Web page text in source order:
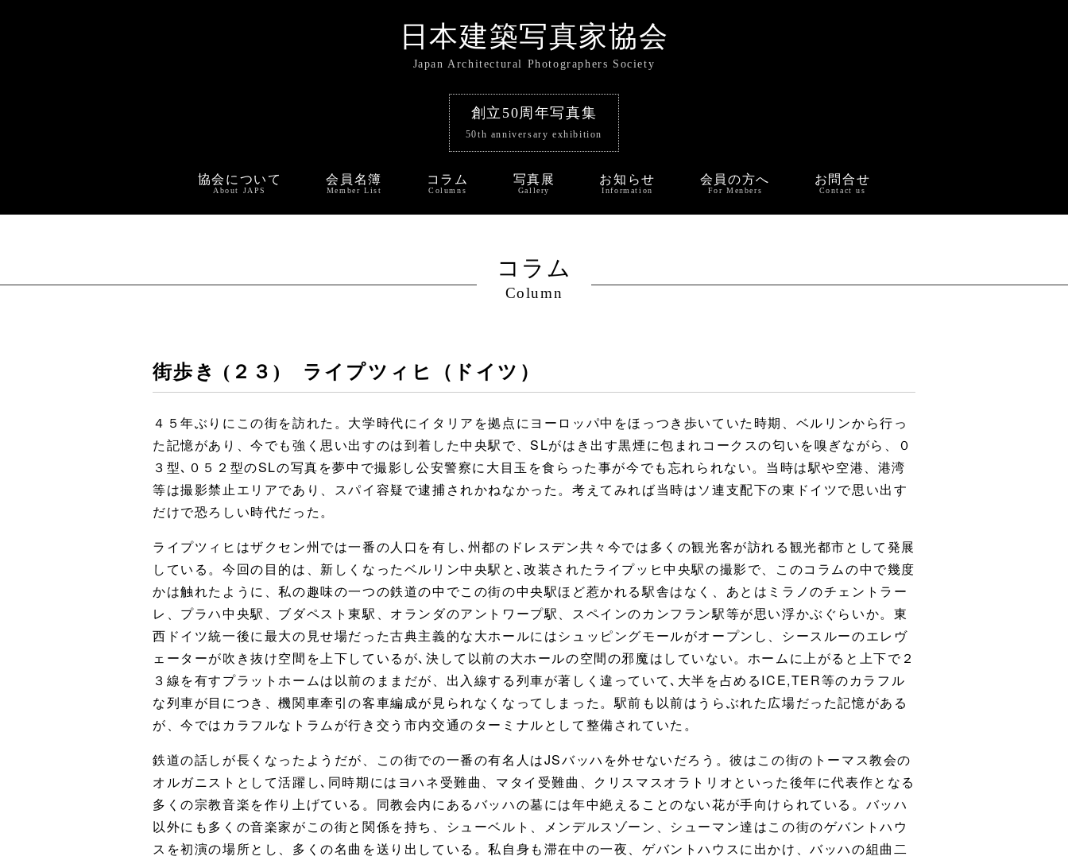
日本建築写真家協会
Japan Architectural Photographers Society
創立50周年写真集
50th anniversary exhibition
協会について
About JAPS
会員名簿
Member List
コラム
Columns
写真展
Gallery
お知らせ
Information
会員の方へ
For Menbers
お問合せ
Contact us
コラム
Column
街歩き (２３) ライプツィヒ（ドイツ）
４５年ぶりにこの街を訪れた。大学時代にイタリアを拠点にヨーロッパ中をほっつき歩いていた時期、ベルリンから行っ
た記憶があり、今でも強く思い出すのは到着した中央駅で、SLがはき出す黒煙に包まれコークスの匂いを嗅ぎながら、０
３型､０５２型のSLの写真を夢中で撮影し公安警察に大目玉を食らった事が今でも忘れられない。当時は駅や空港、港湾
等は撮影禁止エリアであり、スパイ容疑で逮捕されかねなかった。考えてみれば当時はソ連支配下の東ドイツで思い出す
だけで恐ろしい時代だった。
ライプツィヒはザクセン州では一番の人口を有し､州都のドレスデン共々今では多くの観光客が訪れる観光都市として発展
している。今回の目的は、新しくなったベルリン中央駅と､改装されたライプッヒ中央駅の撮影で、このコラムの中で幾度
かは触れたように、私の趣味の一つの鉄道の中でこの街の中央駅ほど惹かれる駅舎はなく、あとはミラノのチェントラー
レ、プラハ中央駅、ブダペスト東駅、オランダのアントワープ駅、スペインのカンフラン駅等が思い浮かぶぐらいか。東
西ドイツ統一後に最大の見せ場だった古典主義的な大ホールにはシュッピングモールがオープンし、シースルーのエレヴ
ェーターが吹き抜け空間を上下しているが､決して以前の大ホールの空間の邪魔はしていない。ホームに上がると上下で２
３線を有すプラットホームは以前のままだが、出入線する列車が著しく違っていて､大半を占めるICE,TER等のカラフル
な列車が目につき、機関車牽引の客車編成が見られなくなってしまった。駅前も以前はうらぶれた広場だった記憶がある
が、今ではカラフルなトラムが行き交う市内交通のターミナルとして整備されていた。
鉄道の話しが長くなったようだが、この街での一番の有名人はJSバッハを外せないだろう。彼はこの街のトーマス教会の
オルガニストとして活躍し､同時期にはヨハネ受難曲、マタイ受難曲、クリスマスオラトリオといった後年に代表作となる
多くの宗教音楽を作り上げている。同教会内にあるバッハの墓には年中絶えることのない花が手向けられている。バッハ
以外にも多くの音楽家がこの街と関係を持ち、シューベルト、メンデルスゾーン、シューマン達はこの街のゲバントハウ
スを初演の場所とし、多くの名曲を送り出している。私自身も滞在中の一夜、ゲバントハウスに出かけ、バッハの組曲二